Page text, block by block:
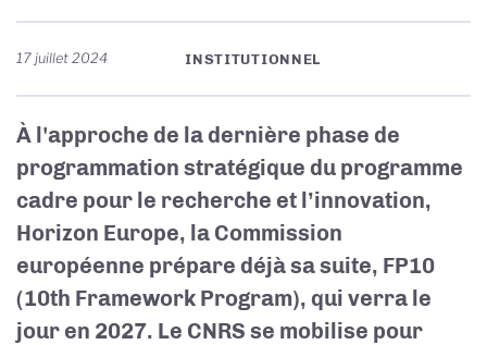
17 juillet 2024 INSTITUTIONNEL
À l'approche de la dernière phase de
programmation stratégique du programme
cadre pour le recherche et l’innovation,
Horizon Europe, la Commission
européenne prépare déjà sa suite, FP10
(10th Framework Program), qui verra le
jour en 2027. Le CNRS se mobilise pour